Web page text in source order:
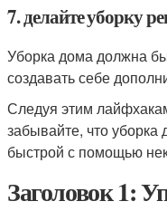
7. делайте уборку
Уборка дома должна
создавать себе
Следуя этим
забывайте, что
быстрой с помощью
Заголовок 1: